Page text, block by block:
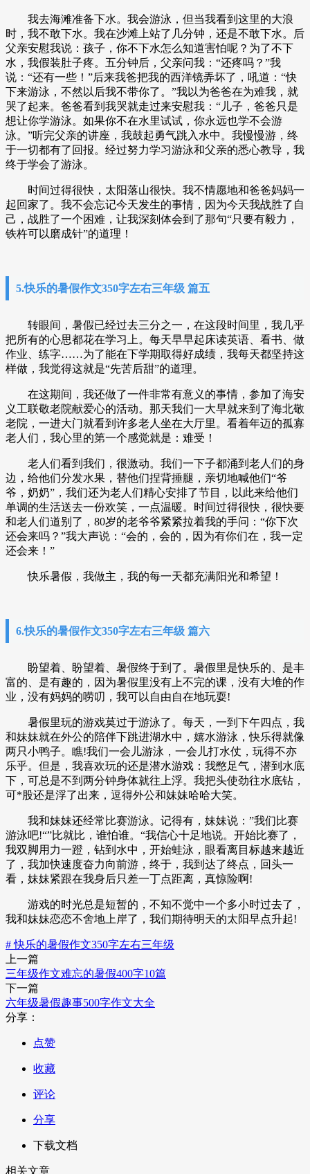
我去海滩准备下水。我会游泳，但当我看到这里的大浪
时，我不敢下水。我在沙滩上站了几分钟，还是不敢下水。后
父亲安慰我说：孩子，你不下水怎么知道害怕呢？为了不下
水，我假装肚子疼。五分钟后，父亲问我：“还疼吗？”我
说：“还有一些！”后来我爸把我的西洋镜弄坏了，吼道：“快
下来游泳，不然以后我不带你了。”我以为爸爸在为难我，就
哭了起来。爸爸看到我哭就走过来安慰我：“儿子，爸爸只是
想让你学游泳。如果你不在水里试试，你永远也学不会游
泳。”听完父亲的讲座，我鼓起勇气跳入水中。我慢慢游，终
于一切都有了回报。经过努力学习游泳和父亲的悉心教导，我
终于学会了游泳。
时间过得很快，太阳落山很快。我不情愿地和爸爸妈妈一
起回家了。我不会忘记今天发生的事情，因为今天我战胜了自
己，战胜了一个困难，让我深刻体会到了那句“只要有毅力，
铁杵可以磨成针”的道理！
5.快乐的暑假作文350字左右三年级 篇五
转眼间，暑假已经过去三分之一，在这段时间里，我几乎
把所有的心思都花在学习上。每天早早起床读英语、看书、做
作业、练字……为了能在下学期取得好成绩，我每天都坚持这
样做，我觉得这就是“先苦后甜”的道理。
在这期间，我还做了一件非常有意义的事情，参加了海安
义工联敬老院献爱心的活动。那天我们一大早就来到了海北敬
老院，一进大门就看到许多老人坐在大厅里。看着年迈的孤寡
老人们，我心里的第一个感觉就是：难受！
老人们看到我们，很激动。我们一下子都涌到老人们的身
边，给他们分发水果，替他们捏背捶腿，亲切地喊他们“爷
爷，奶奶”，我们还为老人们精心安排了节目，以此来给他们
单调的生活送去一份欢笑，一点温暖。时间过得很快，很快要
和老人们道别了，80岁的老爷爷紧紧拉着我的手问：“你下次
还会来吗？”我大声说：“会的，会的，因为有你们在，我一定
还会来！”
快乐暑假，我做主，我的每一天都充满阳光和希望！
6.快乐的暑假作文350字左右三年级 篇六
盼望着、盼望着、暑假终于到了。暑假里是快乐的、是丰
富的、是有趣的，因为暑假里没有上不完的课，没有大堆的作
业，没有妈妈的唠叨，我可以自由自在地玩耍!
暑假里玩的游戏莫过于游泳了。每天，一到下午四点，我
和妹妹就在外公的陪伴下跳进湖水中，嬉水游泳，快乐得就像
两只小鸭子。瞧!我们一会儿游泳，一会儿打水仗，玩得不亦
乐乎。但是，我喜欢玩的还是潜水游戏：我憋足气，潜到水底
下，可总是不到两分钟身体就往上浮。我把头使劲往水底钻，
可*股还是浮了出来，逗得外公和妹妹哈哈大笑。
我和妹妹还经常比赛游泳。记得有，妹妹说：”我们比赛
游泳吧!“”比就比，谁怕谁。“我信心十足地说。开始比赛了，
我双脚用力一蹬，钻到水中，开始蛙泳，眼看离目标越来越近
了，我加快速度奋力向前游，终于，我到达了终点，回头一
看，妹妹紧跟在我身后只差一丁点距离，真惊险啊!
游戏的时光总是短暂的，不知不觉中一个多小时过去了，
我和妹妹恋恋不舍地上岸了，我们期待明天的太阳早点升起!
# 快乐的暑假作文350字左右三年级
上一篇
三年级作文难忘的暑假400字10篇
下一篇
六年级暑假趣事500字作文大全
分享：
点赞
收藏
评论
分享
下载文档
相关文章